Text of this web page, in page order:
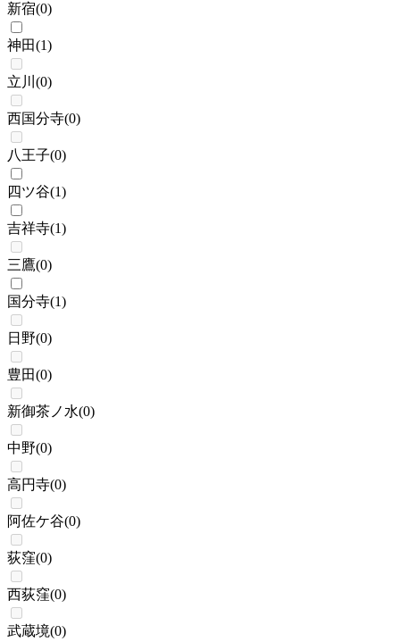
新宿(0)
神田(1)
立川 (0)
西国分寺(0)
八王子(0)
四ツ谷(1)
吉祥寺(1)
三鷹(0)
国分寺(1)
日野(0)
豊田(0)
新御茶ノ水(0)
中野(0)
高円寺(0)
阿佐ケ谷(0)
荻窪(0)
西荻窪(0)
武蔵境(0)